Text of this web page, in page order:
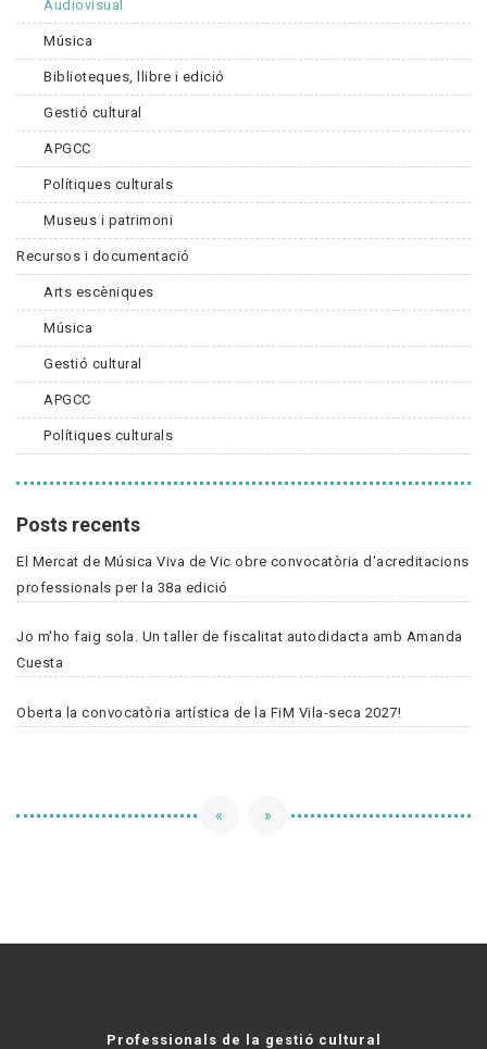
Audiovisual
Música
Biblioteques, llibre i edició
Gestió cultural
APGCC
Polítiques culturals
Museus i patrimoni
Recursos i documentació
Arts escèniques
Música
Gestió cultural
APGCC
Polítiques culturals
Posts recents
El Mercat de Música Viva de Vic obre convocatòria d'acreditacions
professionals per la 38a edició
Jo m'ho faig sola. Un taller de fiscalitat autodidacta amb Amanda
Cuesta
Oberta la convocatòria artística de la FiM Vila-seca 2027!
« »
Professionals de la gestió cultural